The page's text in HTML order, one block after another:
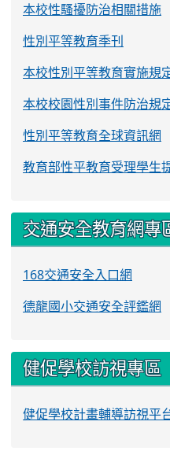
本校性騷擾防治相關措施
性別平等教育季刊
本校性別平等教育實施規
本校校園性別事件防治規
性別平等教育全球資訊網
教育部性平教育受理學生
交通安全教育網專
168交通安全入口網
德龍國小交通安全評鑑網
健促學校訪視專區
健促學校計畫輔導訪視平